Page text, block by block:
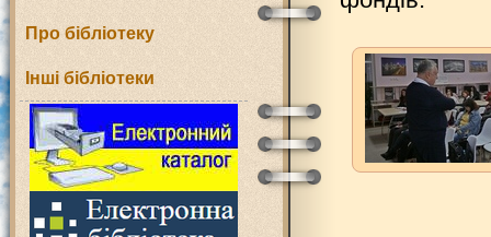
Про бібліотеку
Інші бібліотеки